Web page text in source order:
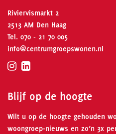
Riviervismarkt 2
2513 AM Den Haag
Tel. 070 - 21 70 005
info@centrumgroepswonen.nl
Blijf op de hoogte
Wilt u op de hoogte gehouden
woongroep-nieuws en zo’n 3x